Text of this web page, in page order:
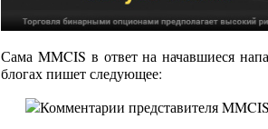
Сама MMCIS в ответ на начавшиеся
блогах пишет следующее: